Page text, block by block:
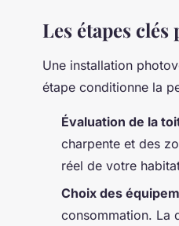
Les étapes
Une installation
étape conditionne la
Évaluation de la
charpente et des
réel de votre
Choix des
consommation. La